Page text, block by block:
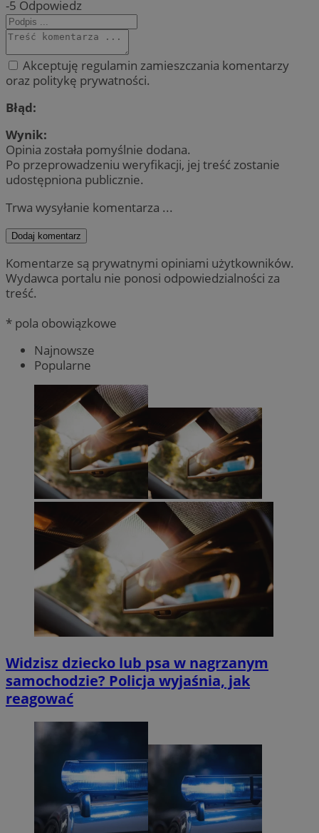
-5 Odpowiedz
Akceptuję regulamin zamieszczania komentarzy
oraz politykę prywatności.
Błąd:
Wynik:
Opinia została pomyślnie dodana.
Po przeprowadzeniu weryfikacji, jej treść zostanie
udostępniona publicznie.
Trwa wysyłanie komentarza ...
Dodaj komentarz
Komentarze są prywatnymi opiniami użytkowników.
Wydawca portalu nie ponosi odpowiedzialności za
treść.
* pola obowiązkowe
Najnowsze
Popularne
Widzisz dziecko lub psa w nagrzanym
samochodzie? Policja wyjaśnia, jak
reagować